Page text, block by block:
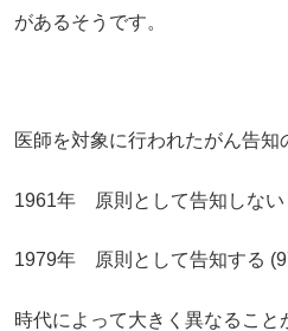
があるそうです。
医師を対象に行われたがん告知
1961年 原則として告知しない
1979年 原則として告知する
時代によって大きく異なるこ